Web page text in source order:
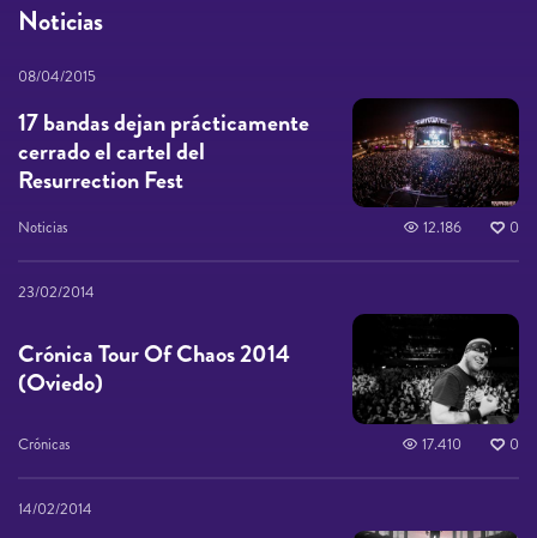
Noticias
08/04/2015
17 bandas dejan prácticamente
cerrado el cartel del
Resurrection Fest
Noticias 12.186 0
23/02/2014
Crónica Tour Of Chaos 2014
(Oviedo)
Crónicas 17.410 0
14/02/2014